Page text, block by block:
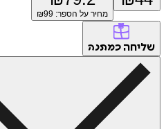
מחיר על הספר: ₪99
כמתנה